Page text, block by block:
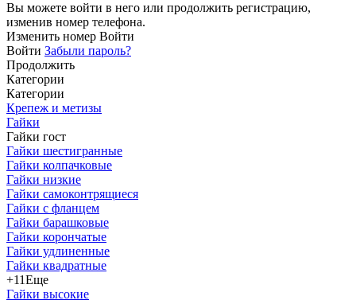
Вы можете войти в него или продолжить регистрацию,
изменив номер телефона.
Изменить номер Войти
Войти Забыли пароль?
Продолжить
Категории
Категории
Крепеж и метизы
Гайки
Гайки гост
Гайки шестигранные
Гайки колпачковые
Гайки низкие
Гайки самоконтрящиеся
Гайки с фланцем
Гайки барашковые
Гайки корончатые
Гайки удлиненные
Гайки квадратные
+11Еще
Гайки высокие